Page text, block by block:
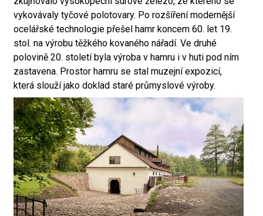
vykovávaly tyčové polotovary. Po rozšíření modernější
ocelářské technologie přešel hamr koncem 60. let 19.
stol. na výrobu těžkého kovaného nářadí. Ve druhé
polovině 20. století byla výroba v hamru i v huti pod ním
zastavena. Prostor hamru se stal muzejní expozicí,
která slouží jako doklad staré průmyslové výroby.